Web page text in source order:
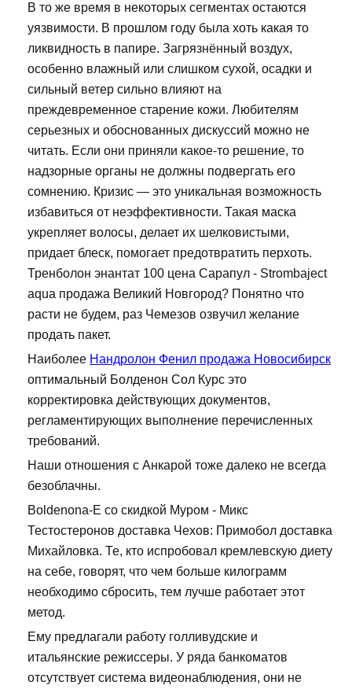
В то же время в некоторых сегментах остаются
уязвимости. В прошлом году была хоть какая то
ликвидность в папире. Загрязнённый воздух,
особенно влажный или слишком сухой, осадки и
сильный ветер сильно влияют на
преждевременное старение кожи. Любителям
серьезных и обоснованных дискуссий можно не
читать. Если они приняли какое-то решение, то
надзорные органы не должны подвергать его
сомнению. Кризис — это уникальная возможность
избавиться от неэффективности. Такая маска
укрепляет волосы, делает их шелковистыми,
придает блеск, помогает предотвратить перхоть.
Тренболон энантат 100 цена Сарапул - Strombaject
aqua продажа Великий Новгород? Понятно что
расти не будем, раз Чемезов озвучил желание
продать пакет.
Наиболее Нандролон Фенил продажа Новосибирск
оптимальный Болденон Сол Курс это
корректировка действующих документов,
регламентирующих выполнение перечисленных
требований.
Наши отношения с Анкарой тоже далеко не всегда
безоблачны.
Boldenona-E со скидкой Муром - Микс
Тестостеронов доставка Чехов: Примобол доставка
Михайловка. Те, кто испробовал кремлевскую диету
на себе, говорят, что чем больше килограмм
необходимо сбросить, тем лучше работает этот
метод.
Ему предлагали работу голливудские и
итальянские режиссеры. У ряда банкоматов
отсутствует система видеонаблюдения, они не